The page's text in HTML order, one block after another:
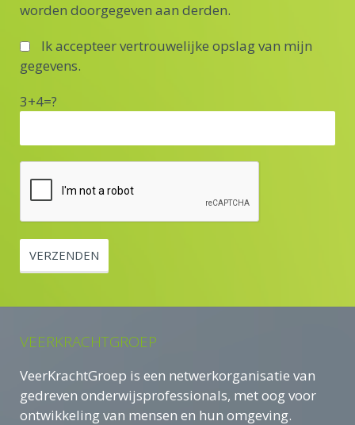
worden doorgegeven aan derden.
Ik accepteer vertrouwelijke opslag van mijn
gegevens.
3+4=?
VEERKRACHTGROEP
VeerKrachtGroep is een netwerkorganisatie van
gedreven onderwijsprofessionals, met oog voor
ontwikkeling van mensen en hun omgeving.